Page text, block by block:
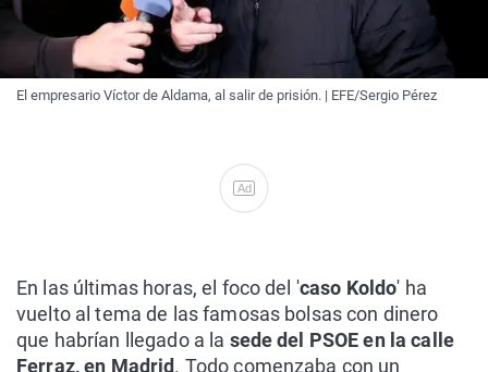
El empresario Víctor de Aldama, al salir de prisión. | EFE/Sergio Pérez
Ad
En las últimas horas, el foco del 'caso Koldo' ha
vuelto al tema de las famosas bolsas con dinero
que habrían llegado a la sede del PSOE en la calle
Ferraz, en Madrid. Todo comenzaba con un